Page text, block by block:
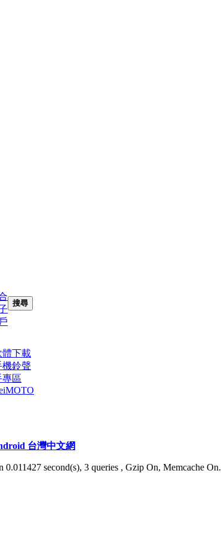
搜尋
體下載
機鈴聲
專區
MOTO
台灣中文網
0.011427 second(s), 3 queries , Gzip On, Memcache On.